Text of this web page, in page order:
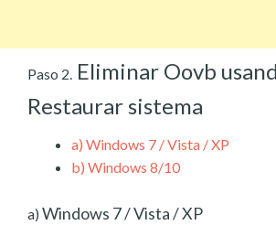
Paso 2. Eliminar Oovb
Restaurar sistema
a) Windows 7 / Vista / XP
b) Windows 8/10
a) Windows 7 / Vista / XP